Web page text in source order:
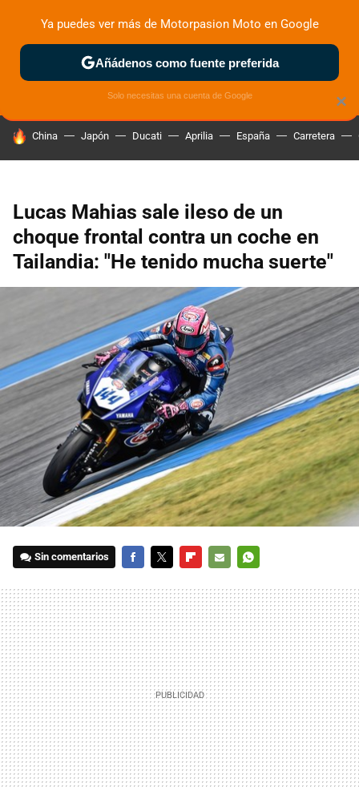
ZONA DE PRUEBAS DEPORTIVAS MOTOS ELÉCTRICAS
HOY SE HABLA DE
China Japón Ducati Aprilia España Carretera
Lucas Mahias sale ileso de un
choque frontal contra un coche en
Tailandia: "He tenido mucha suerte"
Sin comentarios
MAIL
×
Ya puedes ver más de Motorpasion Moto en Google
Añádenos como fuente preferida
Solo necesitas una cuenta de Google